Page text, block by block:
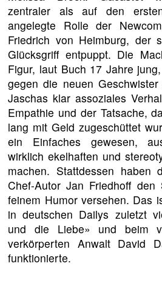
zentraler als auf den
angelegte Rolle der
Friedrich von Heimburg, der
Glücksgriff entpuppt. Die
Figur, laut Buch 17 Jahre
gegen die neuen
Jaschas klar assoziales
Empathie und der Tatsache,
lang mit Geld zugeschüttet
ein Einfaches gewesen,
wirklich ekelhaften und
machen. Stattdessen haben
Chef-Autor Jan Friedhoff den
feinem Humor versehen. Das
in deutschen Dailys zuletzt
und die Liebe» und beim
verkörperten Anwalt David
funktionierte.